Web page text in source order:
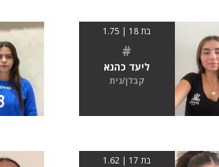
בת 18 | 1.75
#
ליעד כהנא
קבלן/נית
בת 17 | 1.62